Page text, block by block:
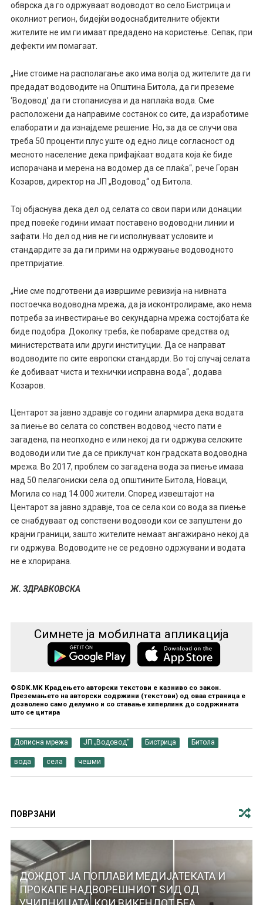
обврска да го одржуваат водоводот во село Бистрица и
околниот регион, бидејќи водоснабдителните објекти
жителите не им ги имаат предадено на користење. Сепак, при
дефекти им помагаат.
„Ние стоиме на располагање ако има волја од жителите да ги
предадат водоводите на Општина Битола, да ги преземе
‘Водовод’ да ги стопанисува и да наплаќа вода. Сме
расположени да направиме состанок со сите, да изработиме
елаборати и да изнајдеме решение. Но, за да се случи ова
треба 50 проценти плус уште од едно лице согласност од
месното население дека прифајќаат водата која ќе биде
испорачана и мерена на водомер да се плаќа“, рече Горан
Козаров, директор на ЈП „Водовод“ од Битола.
Тој објаснува дека дел од селата со свои пари или донации
пред повеќе години имаат поставено водоводни линии и
зафати. Но дел од нив не ги исполнуваат условите и
стандардите за да ги прими на одржување водоводното
претпријатие.
„Ние сме подготвени да извршиме ревизија на нивната
постоечка водоводна мрежа, да ја исконтролираме, ако нема
потреба за инвестирање во секундарна мрежа состојбата ќе
биде подобра. Доколку треба, ќе побараме средства од
министерствата или други институции. Да се направат
водоводите по сите европски стандарди. Во тој случај селата
ќе добиваат чиста и технички исправна вода“, додава
Козаров.
Центарот за јавно здравје со години алармира дека водата
за пиење во селата со сопствен водовод често пати е
загадена, па неопходно е или некој да ги одржува селските
водоводи или тие да се приклучат кон градската водоводна
мрежа. Во 2017, проблем со загадена вода за пиење имааа
над 50 пелагониски села од општините Битола, Новаци,
Могила со над 14.000 жители. Според извештајот на
Центарот за јавно здравје, тоа се села кои со вода за пиење
се снабдуваат од сопствени водоводи кои се запуштени до
крајни граници, зашто жителите немаат ангажирано некој да
ги одржува. Водоводите не се редовно одржувани и водата
не е хлорирана.
Ж. ЗДРАВКОВСКА
Симнете ја мобилната апликација
©SDK.MK Крадењето авторски текстови е казниво со закон.
Преземањето на авторски содржини (текстови) од оваа страница е
дозволено само делумно и со ставање хиперлинк до содржината
што се цитира
Дописна мрежа ЈП „Водовод“ Бистрица Битола
вода села чешми
ПОВРЗАНИ
ДОЖДОТ ЈА ПОПЛАВИ МЕДИЈАТЕКАТА И
ПРОКАПЕ НАДВОРЕШНИОТ ЅИД ОД